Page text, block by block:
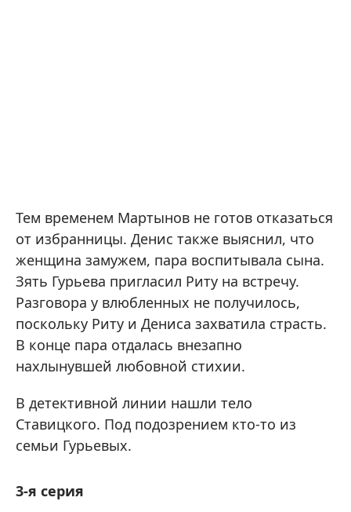
Тем временем Мартынов не готов отказаться
от избранницы. Денис также выяснил, что
женщина замужем, пара воспитывала сына.
Зять Гурьева пригласил Риту на встречу.
Разговора у влюбленных не получилось,
поскольку Риту и Дениса захватила страсть.
В конце пара отдалась внезапно
нахлынувшей любовной стихии.
В детективной линии нашли тело
Ставицкого. Под подозрением кто-то из
семьи Гурьевых.
3-я серия